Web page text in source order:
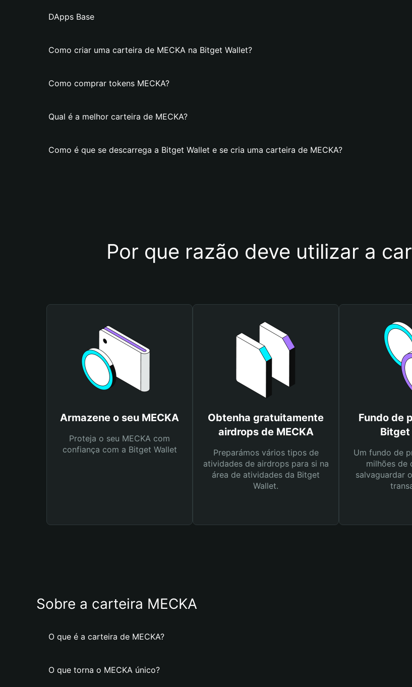
DApps Base
Como criar uma carteira de MECKA na Bitget Wallet?
Como comprar tokens MECKA?
Qual é a melhor carteira de MECKA?
Como é que se descarrega a Bitget Wallet e se cria uma carteira de MECKA?
Por que razão deve utilizar a
Armazene o seu MECKA
Proteja o seu MECKA com
confiança com a Bitget Wallet
Obtenha gratuitamente
airdrops de MECKA
Preparámos vários tipos de
atividades de airdrops para si na
área de atividades da Bitget
Wallet.
Fundo de
Bitget
Um fundo de
milhões de
salvaguardar
Sobre a carteira MECKA
O que é a carteira de MECKA?
O que torna o MECKA único?